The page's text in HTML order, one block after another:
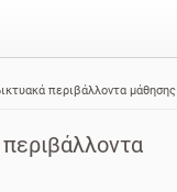
περιβάλλοντα μάθησης